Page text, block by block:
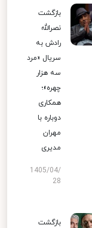
بازگشت
نصرالله
رادش به
سریال «مرد
سه هزار
چهره»؛
همکاری
دوباره با
مهران
مدیری
1405/04/
28
بازگشت